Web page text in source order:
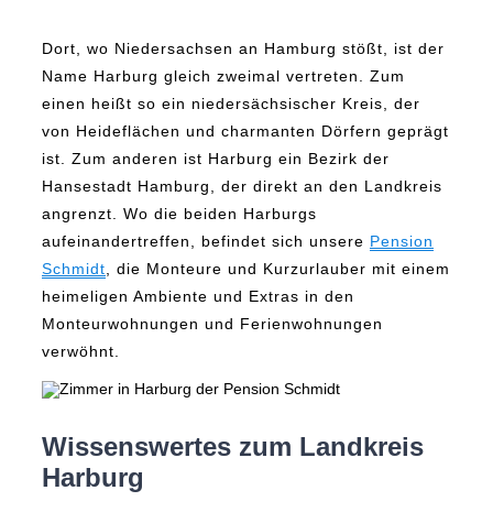
Dort, wo Niedersachsen an Hamburg stößt, ist der
Name Harburg gleich zweimal vertreten. Zum
einen heißt so ein niedersächsischer Kreis, der
von Heideflächen und charmanten Dörfern geprägt
ist. Zum anderen ist Harburg ein Bezirk der
Hansestadt Hamburg, der direkt an den Landkreis
angrenzt. Wo die beiden Harburgs
aufeinandertreffen, befindet sich unsere Pension
Schmidt , die Monteure und Kurzurlauber mit einem
heimeligen Ambiente und Extras in den
Monteurwohnungen und Ferienwohnungen
verwöhnt.
Wissenswertes zum Landkreis
Harburg